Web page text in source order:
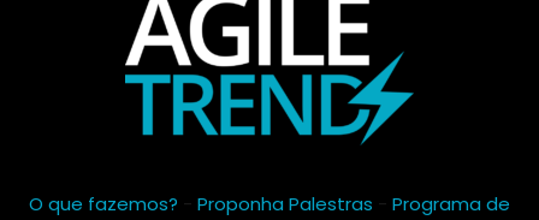
O que fazemos? - Proponha Palestras - Programa de